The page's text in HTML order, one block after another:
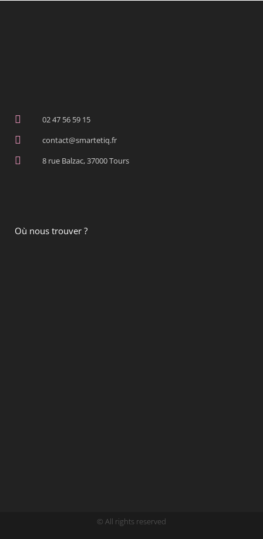
02 47 56 59 15
contact@smartetiq.fr
8 rue Balzac, 37000 Tours
Où nous trouver ?
© All rights reserved